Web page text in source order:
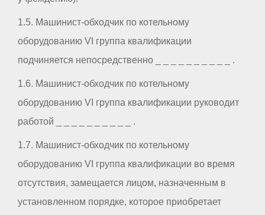
1.5. Машинист-обходчик по котельному
оборудованию VI группа квалификации
подчиняется непосредственно _ _ _ _ _ _ _ _ _ _ .
1.6. Машинист-обходчик по котельному
оборудованию VI группа квалификации руководит
работой _ _ _ _ _ _ _ _ _ _ .
1.7. Машинист-обходчик по котельному
оборудованию VI группа квалификации во время
отсутствия, замещается лицом, назначенным в
установленном порядке, которое приобретает